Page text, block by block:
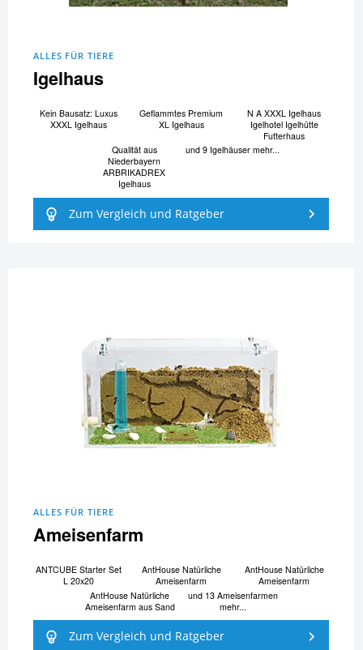
ALLES FÜR TIERE
Igelhaus
Kein Bausatz: Luxus
XXXL Igelhaus
Geflammtes Premium
XL Igelhaus
N A XXXL Igelhaus
Igelhotel Igelhütte
Futterhaus
Qualität aus
Niederbayern
ARBRIKADREX
Igelhaus
und 9 Igelhäuser mehr...
Zum Vergleich und Ratgeber
ALLES FÜR TIERE
Ameisenfarm
ANTCUBE Starter Set
L 20x20
AntHouse Natürliche
Ameisenfarm
AntHouse Natürliche
Ameisenfarm
AntHouse Natürliche
Ameisenfarm aus Sand
und 13 Ameisenfarmen
mehr...
Zum Vergleich und Ratgeber